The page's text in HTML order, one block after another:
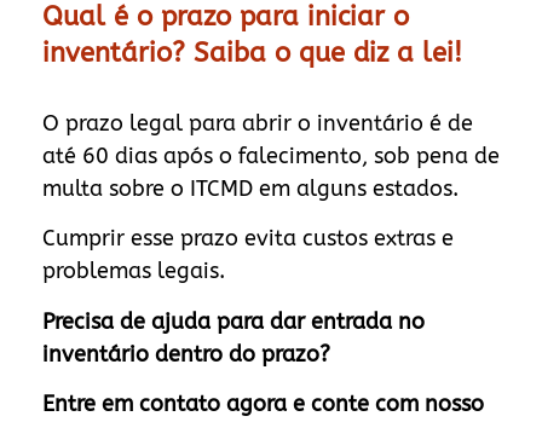
Qual é o prazo para iniciar o
inventário? Saiba o que diz a lei!
O prazo legal para abrir o inventário é de
até 60 dias após o falecimento, sob pena de
multa sobre o ITCMD em alguns estados.
Cumprir esse prazo evita custos extras e
problemas legais.
Precisa de ajuda para dar entrada no
inventário dentro do prazo?
Entre em contato agora e conte com nosso